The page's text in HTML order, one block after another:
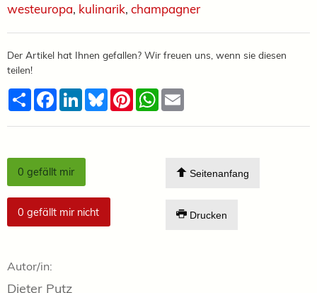
westeuropa, kulinarik, champagner
Der Artikel hat Ihnen gefallen? Wir freuen uns, wenn sie diesen
teilen!
TeilenFacebook
LinkedInBlueskyPinterestWhatsApp
0 gefällt mir
0 gefällt mir nicht
Seitenanfang
Drucken
Autor/in:
Dieter Putz